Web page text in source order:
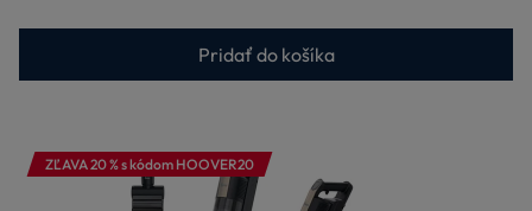
Pridať do košíka
ZĽAVA 20 % s kódom HOOVER20